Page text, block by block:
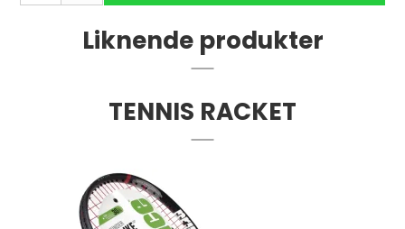
Liknende produkter
TENNIS RACKET